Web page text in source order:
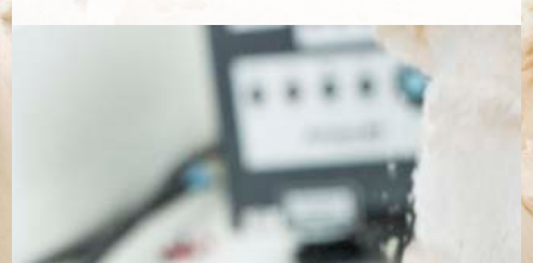
SITE WEB
TÉLÉCHARGEZ LA PLAQUETTE